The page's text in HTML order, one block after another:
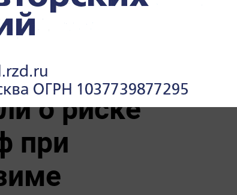
Песков: СВО может
завершиться в ближайшие
часы
о риске
при